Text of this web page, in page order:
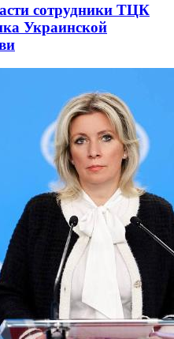
сотрудники ТЦК
Украинской